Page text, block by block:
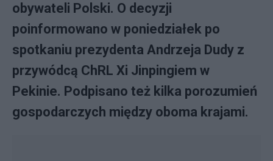
obywateli Polski. O decyzji
poinformowano w poniedziałek po
spotkaniu prezydenta Andrzeja Dudy z
przywódcą ChRL Xi Jinpingiem w
Pekinie. Podpisano też kilka porozumień
gospodarczych między oboma krajami.